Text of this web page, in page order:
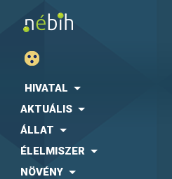
HIVATAL
AKTUÁLIS
ÁLLAT
ÉLELMISZER
NÖVÉNY